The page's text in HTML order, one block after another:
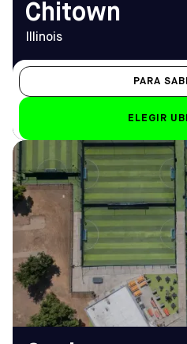
Chitown
Illinois
PARA
ELEGIR
DIRECCIÓN
699 S. Barranca Ave.,
Covina, CA 91723
Cómo llegar
TELÉFONO
(323) 370-0419
EMAIL
covina@sofive.com